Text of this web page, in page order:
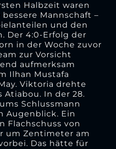
Halbzeit waren
Mannschaft –
und den
Der 4:0-Erfolg der
in der Woche zuvor
zur Vorsicht
aufmerksam
Ilhan Mustafa
Viktoria drehte
Atiabou. In der 28.
Schlussmann
Augenblick. Ein
Flachschuss von
um Zentimeter am
Das hätte für